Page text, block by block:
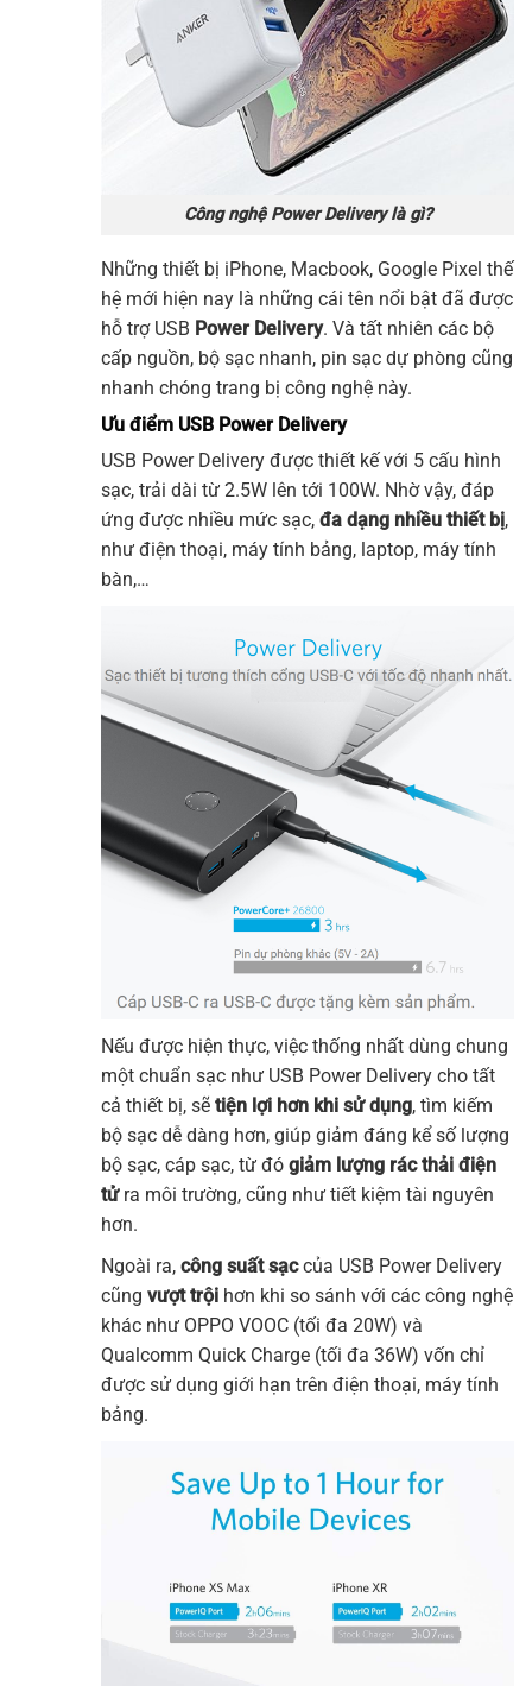
Công nghệ Power Delivery là gì?
Những thiết bị iPhone, Macbook, Google Pixel thế
hệ mới hiện nay là những cái tên nổi bật đã được
hỗ trợ USB Power Delivery. Và tất nhiên các bộ
cấp nguồn, bộ sạc nhanh, pin sạc dự phòng cũng
nhanh chóng trang bị công nghệ này.
Ưu điểm USB Power Delivery
USB Power Delivery được thiết kế với 5 cấu hình
sạc, trải dài từ 2.5W lên tới 100W. Nhờ vậy, đáp
ứng được nhiều mức sạc, đa dạng nhiều thiết bị,
như điện thoại, máy tính bảng, laptop, máy tính
bàn,…
Nếu được hiện thực, việc thống nhất dùng chung
một chuẩn sạc như USB Power Delivery cho tất
cả thiết bị, sẽ tiện lợi hơn khi sử dụng, tìm kiếm
bộ sạc dễ dàng hơn, giúp giảm đáng kể số lượng
bộ sạc, cáp sạc, từ đó giảm lượng rác thải điện
tử ra môi trường, cũng như tiết kiệm tài nguyên
hơn.
Ngoài ra, công suất sạccủa USB Power Delivery
cũng vượt trội hơn khi so sánh với các công nghệ
khác như OPPO VOOC (tối đa 20W) và
Qualcomm Quick Charge (tối đa 36W) vốn chỉ
được sử dụng giới hạn trên điện thoại, máy tính
bảng.